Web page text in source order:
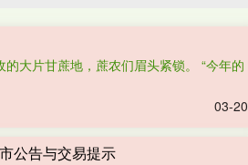
大片甘蔗地，蔗农们眉头紧锁。 “今年的
03-20
公告与交易提示